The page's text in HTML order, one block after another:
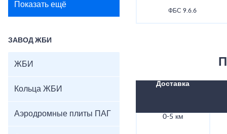
Показать ещё
ЗАВОД ЖБИ
ЖБИ
Кольца ЖБИ
Аэродромные плиты ПАГ
ФБС 9.6.6
Доставка
0-5 км